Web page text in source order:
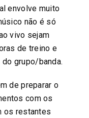
envolve muito
não é só
vivo sejam
de treino e
grupo/banda.
de preparar o
com os
os restantes